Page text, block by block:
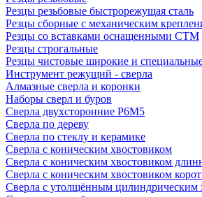
Резцы резьбовые быстрорежущая сталь
Резцы сборные с механическим
Резцы со вставками оснащенными СТМ
Резцы строгальные
Резцы чистовые широкие и
Инструмент режущий - сверла
Алмазные сверла и коронки
Наборы сверл и буров
Сверла двухсторонние Р6М5
Сверла по дереву
Сверла по стеклу и керамике
Сверла с коническим хвостовиком
Сверла с коническим хвостовиком
Сверла с коническим хвостовиком
Сверла с утолщённым цилиндрическим